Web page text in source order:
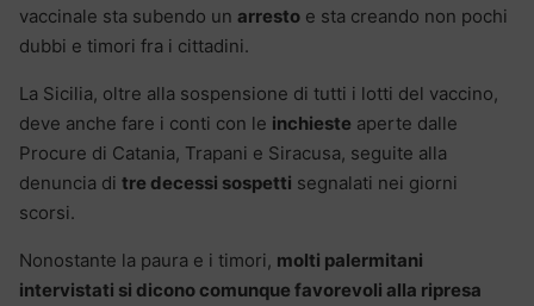
vaccinale sta subendo un arresto e sta creando non pochi
dubbi e timori fra i cittadini.
La Sicilia, oltre alla sospensione di tutti i lotti del vaccino,
deve anche fare i conti con le inchieste aperte dalle
Procure di Catania, Trapani e Siracusa, seguite alla
denuncia di tre decessi sospetti segnalati nei giorni
scorsi.
Nonostante la paura e i timori, molti palermitani
intervistati si dicono comunque favorevoli alla ripresa